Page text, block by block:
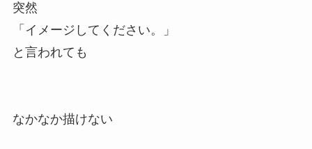
突然
「イメージしてください。」
と言われても
なかなか描けない